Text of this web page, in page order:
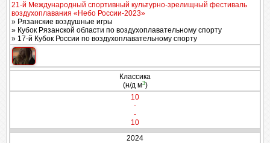
21-й Международный спортивный культурно-зрелищный фестиваль
воздухоплавания «Небо России-2023»
» Рязанские воздушные игры
» Кубок Рязанской области по воздухоплавательному спорту
» 17-й Кубок России по воздухоплавательному спорту
Классика
(н/д м3)
10
-
-
10
2024